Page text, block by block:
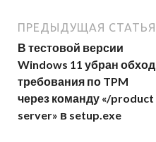
ПРЕДЫДУЩАЯ СТАТЬЯ
В тестовой версии
Windows 11 убран обход
требования по TPM
через команду «/product
server» в setup.exe